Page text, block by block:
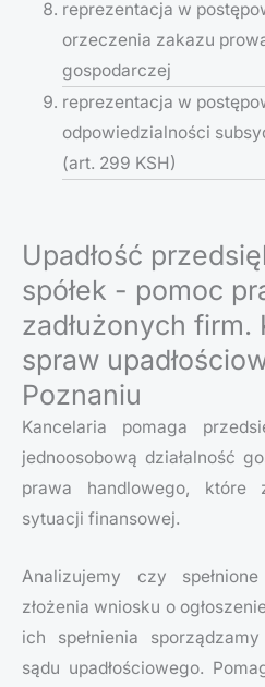
reprezentacja w
orzeczenia zakazu
gospodarczej
reprezentacja w
odpowiedzialności
(art. 299 KSH)
Upadłość
spółek - pomoc
zadłużonych firm.
spraw
Poznaniu
Kancelaria pomaga
jednoosobową działalność
prawa handlowego, które
sytuacji finansowej.
Analizujemy czy
złożenia wniosku o
ich spełnienia
sądu upadłościowego.